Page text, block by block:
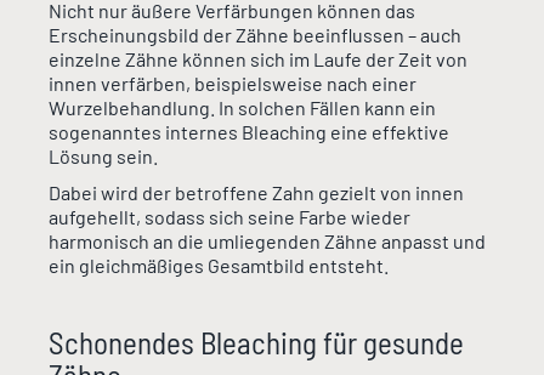
Nicht nur äußere Verfärbungen können das
Erscheinungsbild der Zähne beeinflussen – auch
einzelne Zähne können sich im Laufe der Zeit von
innen verfärben, beispielsweise nach einer
Wurzelbehandlung. In solchen Fällen kann ein
sogenanntes internes Bleaching eine effektive
Lösung sein.
Dabei wird der betroffene Zahn gezielt von innen
aufgehellt, sodass sich seine Farbe wieder
harmonisch an die umliegenden Zähne anpasst und
ein gleichmäßiges Gesamtbild entsteht.
Schonendes Bleaching für gesunde